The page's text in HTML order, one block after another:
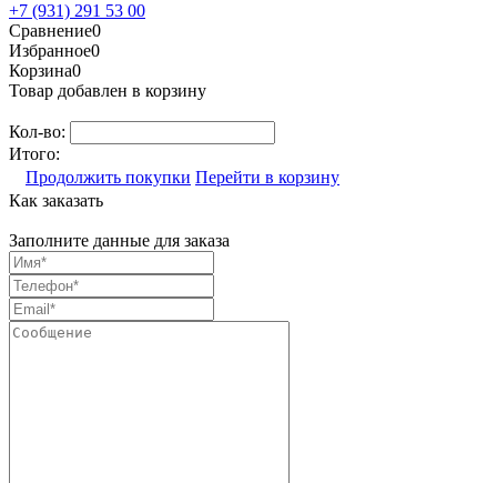
+7 (931) 291 53 00
Сравнение0
Избранное0
Корзина0
Товар добавлен в корзину
Кол-во:
Итого:
Продолжить покупки Перейти в корзину
Как заказать
Заполните данные для заказа